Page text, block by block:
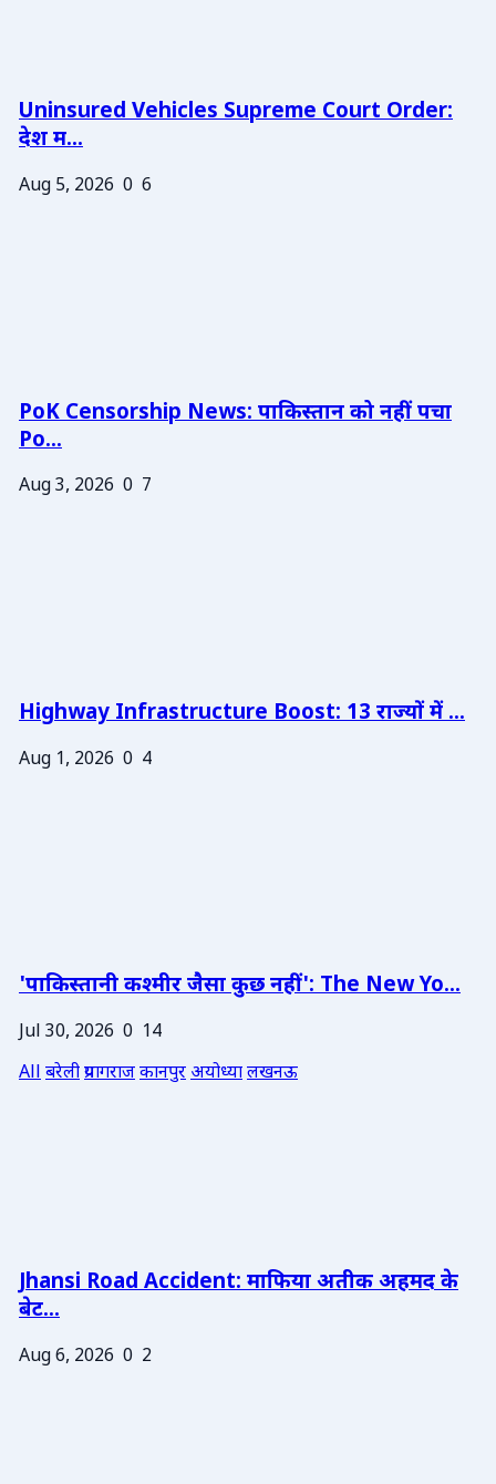
Uninsured Vehicles Supreme Court Order:
देश म...
Aug 5, 2026 0 6
PoK Censorship News: पाकिस्तान को नहीं पचा
Po...
Aug 3, 2026 0 7
Highway Infrastructure Boost: 13 राज्यों में ...
Aug 1, 2026 0 4
'पाकिस्तानी कश्मीर जैसा कुछ नहीं': The New Yo...
Jul 30, 2026 0 14
Allबरेलीप्रयागराजकानपुरअयोध्यालखनऊ
Jhansi Road Accident: माफिया अतीक अहमद के
बेट...
Aug 6, 2026 0 2